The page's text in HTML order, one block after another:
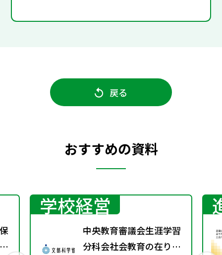
戻る
おすすめの資料
学校経営
中央教育審議会生涯学習
分科会社会教育の在り方